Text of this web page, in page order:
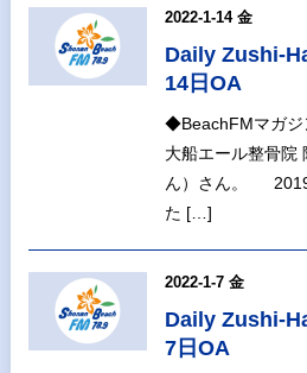
2022-1-14 金
Daily Zushi-
14日OA
◆BeachFMマガジ
大船エール整骨院
ん）さん。 2019
た […]
2022-1-7 金
Daily Zushi-
7日OA